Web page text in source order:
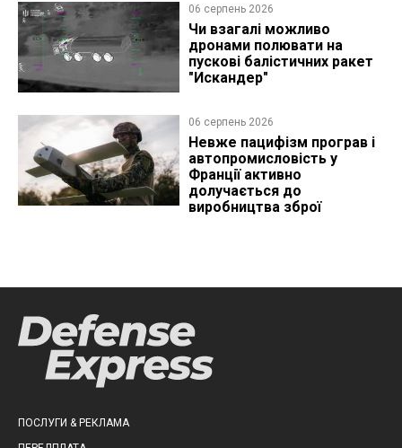
06 серпень 2026
Чи взагалі можливо
дронами полювати на
пускові балістичних ракет
"Искандер"
06 серпень 2026
Невже пацифізм програв і
автопромисловість у
Франції активно
долучається до
виробництва зброї
ПОСЛУГИ & РЕКЛАМА